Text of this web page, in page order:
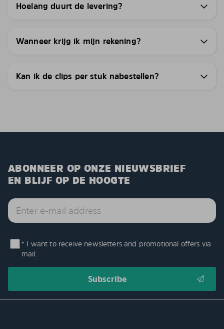
Hoelang duurt de levering?
Wanneer krijg ik mijn rekening?
Kan ik de clips per stuk nabestellen?
ABONNEER OP ONZE NIEUWSBRIEF
EN BLIJF OP DE HOOGTE
* I want to receive newsletters and promotional offers via
mail.